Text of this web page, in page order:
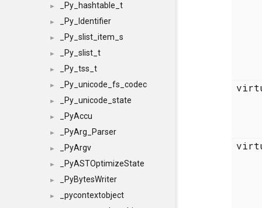
► _Py_hashtable_t
► _Py_Identifier
► _Py_slist_item_s
► _Py_slist_t
► _Py_tss_t
► _Py_unicode_fs_codec
► _Py_unicode_state
► _PyAccu
► _PyArg_Parser
► _PyArgv
► _PyASTOptimizeState
► _PyBytesWriter
►
_pycontextobject